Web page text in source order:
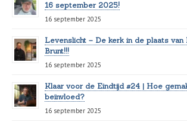
16 september 2025!
16 september 2025
Levenslicht – De kerk in de plaats van
Brunt!!!
16 september 2025
Klaar voor de Eindtijd #24 | Hoe
beïnvloed?
16 september 2025